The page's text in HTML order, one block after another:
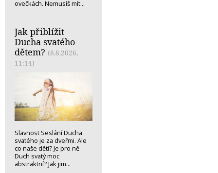
ovečkách. Nemusíš mít...
Jak přiblížit
Ducha svatého
dětem? (8.8.2026,
11:14)
Slavnost Seslání Ducha
svatého je za dveřmi. Ale
co naše děti? Je pro ně
Duch svatý moc
abstraktní? Jak jim...